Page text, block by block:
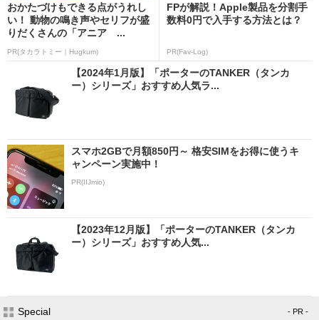
おかたづけもできる点がうれし
い！ 動物の鳴き声やセリフが盛
りだくさんの「アニア ...
PR(タカラトミー｜Hugkum)
FPが解説！Apple製品を分割手
数料0円で入手する方法とは？
PR(Fav-Log)
【2024年1月版】「ポーターのTANKER（タンカ
ー）シリーズ」おすすめ人気ラ...
スマホ2GBで月額850円～ 格安SIMをお得に使うキ
ャンペーン実施中！
PR(IIJmio)
【2023年12月版】「ポーターのTANKER（タンカ
ー）シリーズ」おすすめ人気...
Special - PR -